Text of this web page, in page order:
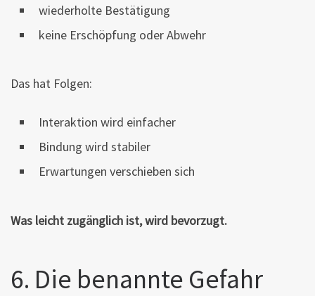
wiederholte Bestätigung
keine Erschöpfung oder Abwehr
Das hat Folgen:
Interaktion wird einfacher
Bindung wird stabiler
Erwartungen verschieben sich
Was leicht zugänglich ist, wird bevorzugt.
6. Die benannte Gefahr